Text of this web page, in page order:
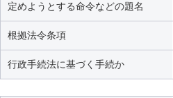
定めようとする命令などの題名
根拠法令条項
行政手続法に基づく手続か